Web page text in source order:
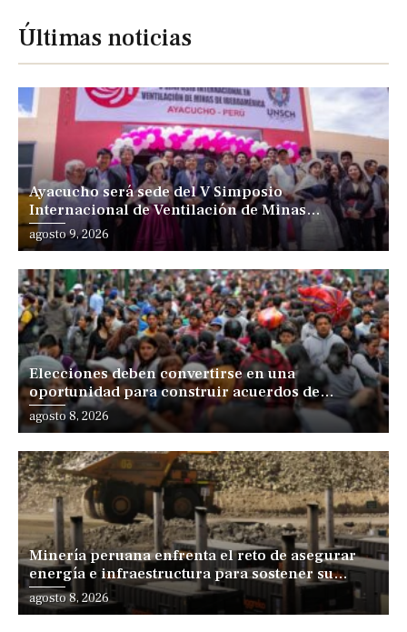
Últimas noticias
Ayacucho será sede del V Simposio
Internacional de Ventilación de Minas
Iberoamérica
agosto 9, 2026
Elecciones deben convertirse en una
oportunidad para construir acuerdos de
desarrollo, sostiene especialista
agosto 8, 2026
Minería peruana enfrenta el reto de asegurar
energía e infraestructura para sostener su
expansión
agosto 8, 2026